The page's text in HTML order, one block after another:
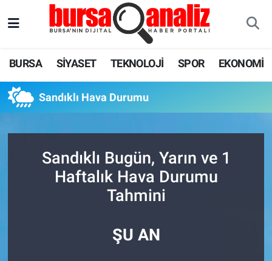
BURSA SİYASET TEKNOLOJİ SPOR EKONOMİ
Sandıklı Hava Durumu
Sandıklı Bugün, Yarın ve 1
Haftalık Hava Durumu
Tahmini
ŞU AN
EKONOMİ
Tüm Manşetler
Son Dakika Haberleri